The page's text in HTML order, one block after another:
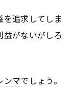
を追求してしま
益がないがしろ
ンマでしょう。